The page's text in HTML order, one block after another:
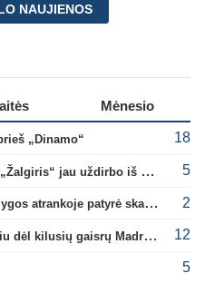
NAUJIENOS
Mėnesio
„Dinamo“ 18
A. Tapinas atskleidė, kiek tiksliai „Žalgiris“ jau uždirbo iš UEFA premijų 5
V. Dambrausko ekipa Čempionų lygos atrankoje patyrė skaudžią nesėkmę 2
L. Messi pasižymėjo kilniu poelgiu dėl kilusių gaisrų Madride 12
5